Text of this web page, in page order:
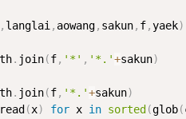
, langlai, aowang, sakun, f,yaek)
. join(f, '*' , '*.'+sakun)
. join(f, '*.'+sakun)
(x) for x in sorted (glob(